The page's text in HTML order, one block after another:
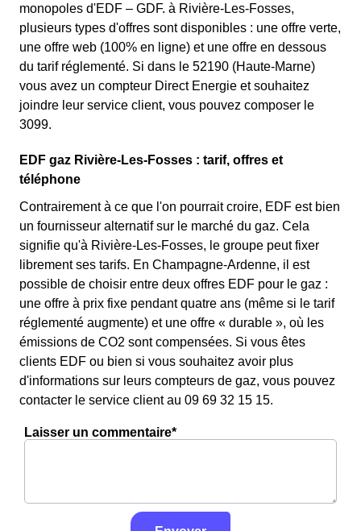
monopoles d'EDF – GDF. à Rivière-Les-Fosses,
plusieurs types d'offres sont disponibles : une offre verte,
une offre web (100% en ligne) et une offre en dessous
du tarif réglementé. Si dans le 52190 (Haute-Marne)
vous avez un compteur Direct Energie et souhaitez
joindre leur service client, vous pouvez composer le
3099.
EDF gaz Rivière-Les-Fosses : tarif, offres et
téléphone
Contrairement à ce que l'on pourrait croire, EDF est bien
un fournisseur alternatif sur le marché du gaz. Cela
signifie qu'à Rivière-Les-Fosses, le groupe peut fixer
librement ses tarifs. En Champagne-Ardenne, il est
possible de choisir entre deux offres EDF pour le gaz :
une offre à prix fixe pendant quatre ans (même si le tarif
réglementé augmente) et une offre « durable », où les
émissions de CO2 sont compensées. Si vous êtes
clients EDF ou bien si vous souhaitez avoir plus
d'informations sur leurs compteurs de gaz, vous pouvez
contacter le service client au 09 69 32 15 15.
Laisser un commentaire*